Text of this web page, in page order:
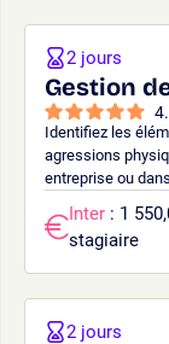
Gestion
Identifiez les
agressions
entreprise ou
2 jours
Inter : 1
stagiaire
2 jours